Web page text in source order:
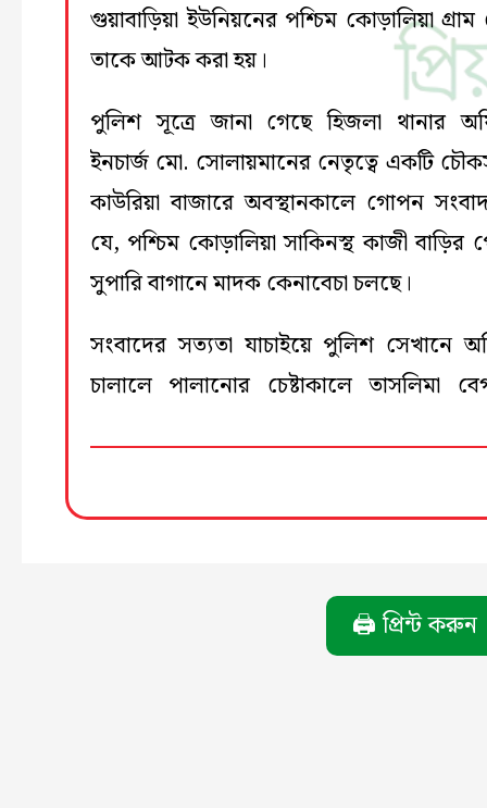
গুয়াবাড়িয়া ইউনিয়নের পশ্চিম কোড়ালিয়া
তাকে আটক করা হয়।
পুলিশ সূত্রে জানা গেছে হিজলা থানার
ইনচার্জ মো. সোলায়মানের নেতৃত্বে একটি
কাউরিয়া বাজারে অবস্থানকালে গোপন
যে, পশ্চিম কোড়ালিয়া সাকিনস্থ কাজী বাড়ির
সুপারি বাগানে মাদক কেনাবেচা চলছে।
সংবাদের সত্যতা যাচাইয়ে পুলিশ সেখানে
চালালে পালানোর চেষ্টাকালে তাসলিমা
🖨️ প্রিন্ট করুন